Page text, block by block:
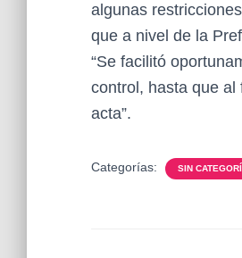
algunas
que a nivel de la
“Se facilitó
control, hasta que
acta”.
Categorías: SIN